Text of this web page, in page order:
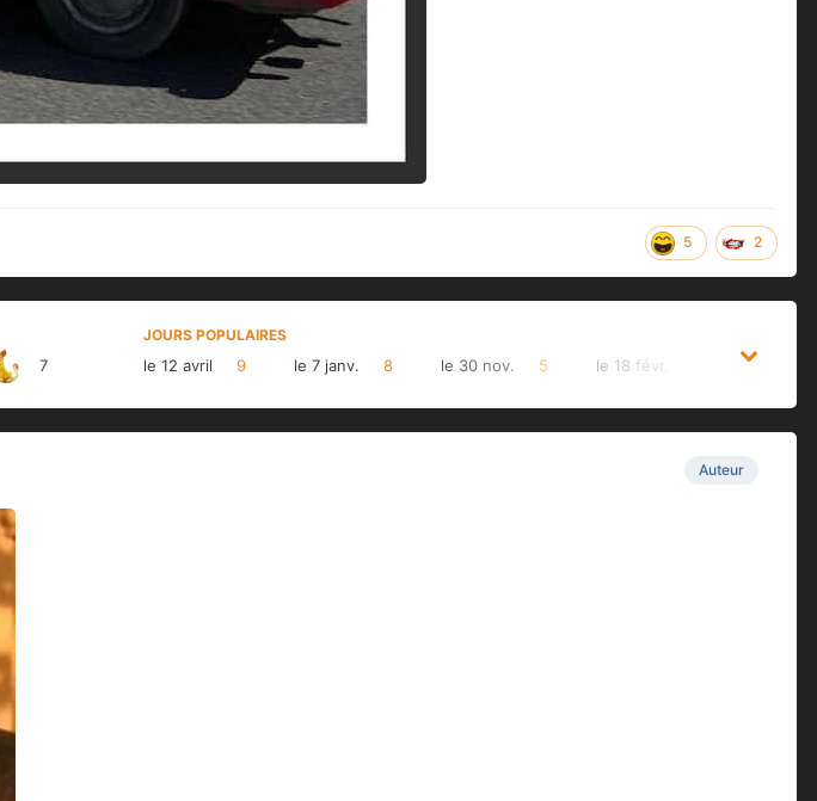
5 2
7
JOURS POPULAIRES
le 12 avril 9 le 7 janv. 8 le 30 nov. 5 le 18 févr.
Auteur